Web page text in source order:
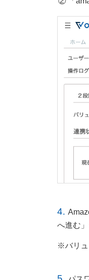
4.
へ進む
※バリュ